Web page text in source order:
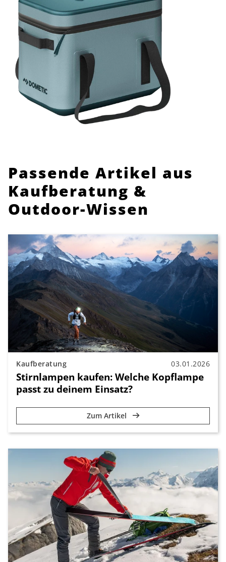
Passende Artikel aus
Kaufberatung &
Outdoor-Wissen
Kaufberatung 03.01.2026
Stirnlampen kaufen: Welche Kopflampe
passt zu deinem Einsatz?
Zum Artikel